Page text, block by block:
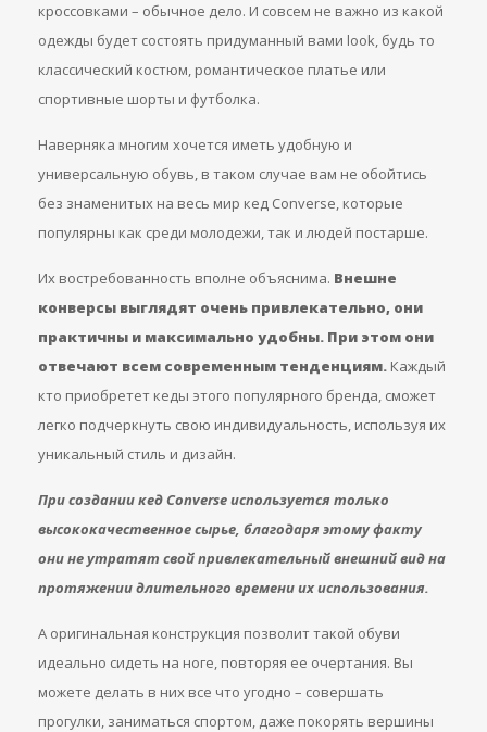
кроссовками – обычное дело. И совсем не важно из какой
одежды будет состоять придуманный вами look, будь то
классический костюм, романтическое платье или
спортивные шорты и футболка.
Наверняка многим хочется иметь удобную и
универсальную обувь, в таком случае вам не обойтись
без знаменитых на весь мир кед Соnverse, которые
популярны как среди молодежи, так и людей постарше.
Их востребованность вполне объяснима. Внешне
конверсы выглядят очень привлекательно, они
практичны и максимально удобны. При этом они
отвечают всем современным тенденциям. Каждый
кто приобретет кеды этого популярного бренда, сможет
легко подчеркнуть свою индивидуальность, используя их
уникальный стиль и дизайн.
При создании кед Соnverse используется только
высококачественное сырье, благодаря этому факту
они не утратят свой привлекательный внешний вид на
протяжении длительного времени их использования.
А оригинальная конструкция позволит такой обуви
идеально сидеть на ноге, повторяя ее очертания. Вы
можете делать в них все что угодно – совершать
прогулки, заниматься спортом, даже покорять вершины